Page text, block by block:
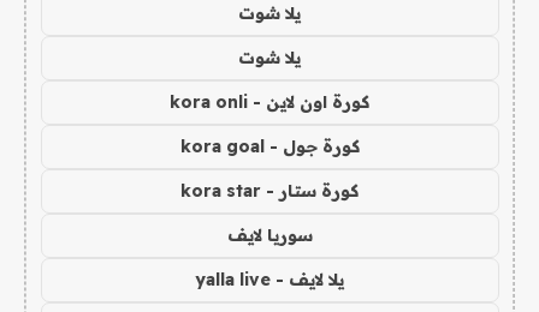
يلا شوت
يلا شوت
كورة اون لاين - kora onli
كورة جول - kora goal
كورة ستار - kora star
سوريا لايف
يلا لايف - yalla live